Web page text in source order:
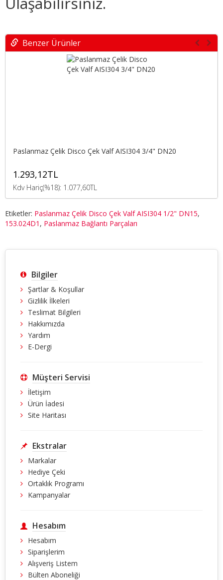
Benzer Ürünler
Paslanmaz Çelik Disco Çek Valf AISI304 3/4" DN20
1.293,12TL
Kdv Hariç(%18): 1.077,60TL
Etiketler: Paslanmaz Çelik Disco Çek Valf AISI304 1/2" DN15,
153.024D1 , Paslanmaz Bağlantı Parçaları
Bilgiler
Şartlar & Koşullar
Gizlilik İlkeleri
Teslimat Bilgileri
Hakkımızda
Yardım
E-Dergi
Müşteri Servisi
İletişim
Ürün İadesi
Site Haritası
Ekstralar
Markalar
Hediye Çeki
Ortaklık Programı
Kampanyalar
Hesabım
Hesabım
Siparişlerim
Alışveriş Listem
Bülten Aboneliği